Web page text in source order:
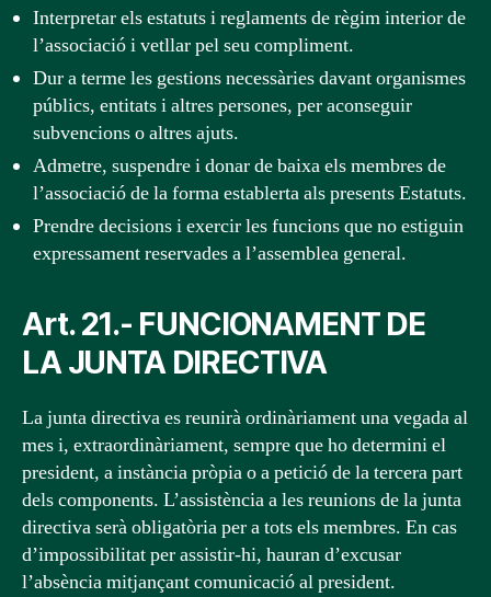
Interpretar els estatuts i reglaments de règim interior de
l’associació i vetllar pel seu compliment.
Dur a terme les gestions necessàries davant organismes
públics, entitats i altres persones, per aconseguir
subvencions o altres ajuts.
Admetre, suspendre i donar de baixa els membres de
l’associació de la forma establerta als presents Estatuts.
Prendre decisions i exercir les funcions que no estiguin
expressament reservades a l’assemblea general.
Art. 21.- FUNCIONAMENT DE
LA JUNTA DIRECTIVA
La junta directiva es reunirà ordinàriament una vegada al
mes i, extraordinàriament, sempre que ho determini el
president, a instància pròpia o a petició de la tercera part
dels components. L’assistència a les reunions de la junta
directiva serà obligatòria per a tots els membres. En cas
d’impossibilitat per assistir-hi, hauran d’excusar
l’absència mitjançant comunicació al president.